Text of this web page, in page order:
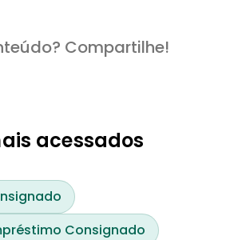
Compartilhe!
acessados
Consignado